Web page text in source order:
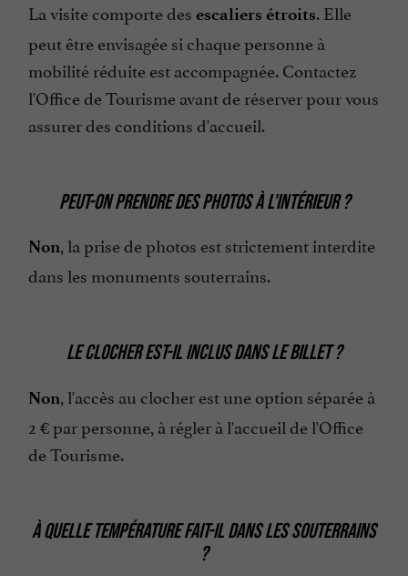
La visite comporte des escaliers étroits. Elle
peut être envisagée si chaque personne à
mobilité réduite est accompagnée. Contactez
l'Office de Tourisme avant de réserver pour vous
assurer des conditions d'accueil.
PEUT-ON PRENDRE DES PHOTOS À L'INTÉRIEUR ?
Non, la prise de photos est strictement interdite
dans les monuments souterrains.
LE CLOCHER EST-IL INCLUS DANS LE BILLET ?
Non , l'accès au clocher est une option séparée à
2 € par personne, à régler à l'accueil de l'Office
de Tourisme.
À QUELLE TEMPÉRATURE FAIT-IL DANS LES SOUTERRAINS
?